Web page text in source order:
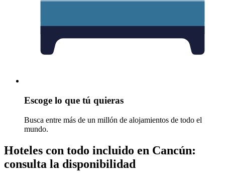
Escoge lo que tú quieras
Busca entre más de un millón de alojamientos de todo el
mundo.
Hoteles con todo incluido en Cancún:
consulta la disponibilidad